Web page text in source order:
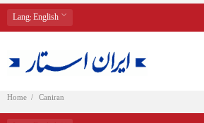
Lang: English
Home Caniran